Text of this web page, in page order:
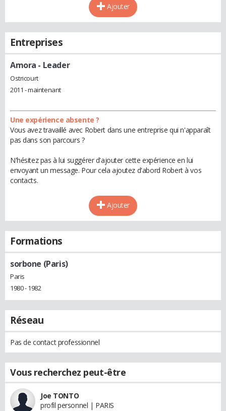
Ajouter
Entreprises
Amora - Leader
Ostricourt
2011 - maintenant
Une expérience absente ?
Vous avez travaillé avec Robert dans une entreprise qui n'apparaît
pas dans son parcours ?
N'hésitez pas à lui suggérer d'ajouter cette expérience en lui
envoyant un message. Pour cela ajoutez d'abord Robert à vos
contacts.
Ajouter
Formations
sorbone (Paris)
Paris
1980 - 1982
Réseau
Pas de contact professionnel
Vous recherchez peut-être
Joe TONTO
profil personnel | PARIS